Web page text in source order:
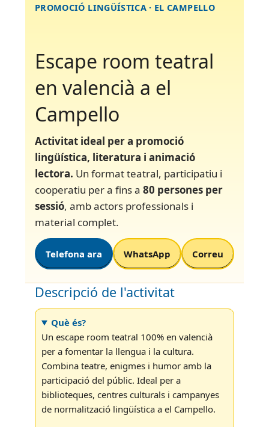
PROMOCIÓ LINGÜÍSTICA · EL CAMPELLO
Escape room teatral
en valencià a el
Campello
Activitat ideal per a promoció
lingüística, literatura i animació
lectora. Un format teatral, participatiu i
cooperatiu per a fins a 80 persones per
sessió, amb actors professionals i
material complet.
Telefona ara WhatsApp Correu
Descripció de l'activitat
Què és?
Un escape room teatral 100% en valencià
per a fomentar la llengua i la cultura.
Combina teatre, enigmes i humor amb la
participació del públic. Ideal per a
biblioteques, centres culturals i campanyes
de normalització lingüística a el Campello.